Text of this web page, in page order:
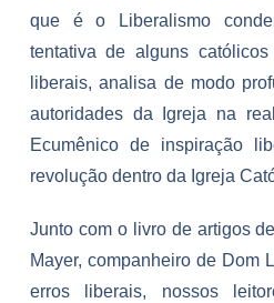
que é o Liberalismo
tentativa de alguns
liberais, analisa de modo
autoridades da Igreja na
Ecumênico de inspiração
revolução dentro da Igreja
Junto com o livro de artigos
Mayer, companheiro de Dom
erros liberais, nossos